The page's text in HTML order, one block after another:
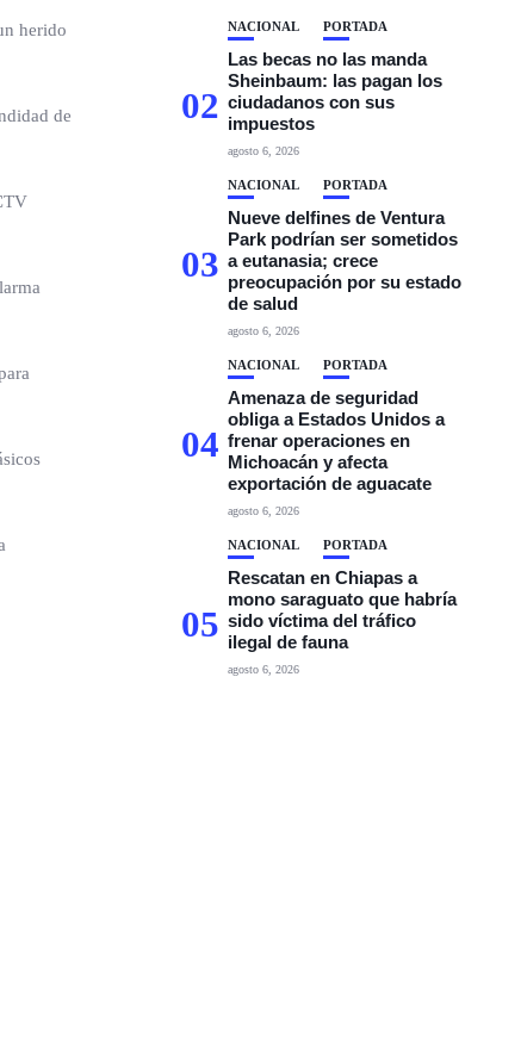
herido
de
02
NACIONAL PORTADA
Las becas no las manda
Sheinbaum: las pagan los
ciudadanos con sus
impuestos
agosto 6, 2026
03
NACIONAL PORTADA
Nueve delfines de Ventura
Park podrían ser sometidos
a eutanasia; crece
preocupación por su estado
de salud
agosto 6, 2026
04
NACIONAL PORTADA
Amenaza de seguridad
obliga a Estados Unidos a
frenar operaciones en
Michoacán y afecta
exportación de aguacate
agosto 6, 2026
05
NACIONAL PORTADA
Rescatan en Chiapas a
mono saraguato que habría
sido víctima del tráfico
ilegal de fauna
agosto 6, 2026